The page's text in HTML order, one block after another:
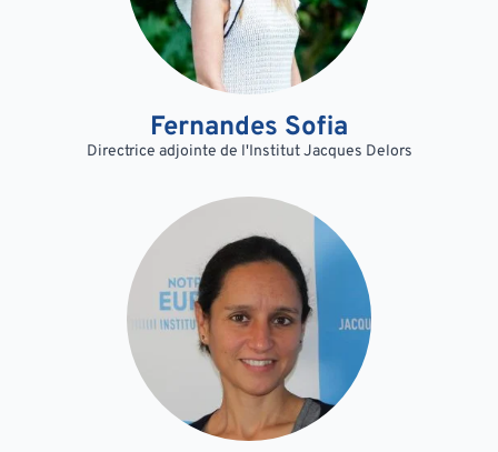
Fernandes Sofia
Directrice adjointe de l'Institut Jacques Delors